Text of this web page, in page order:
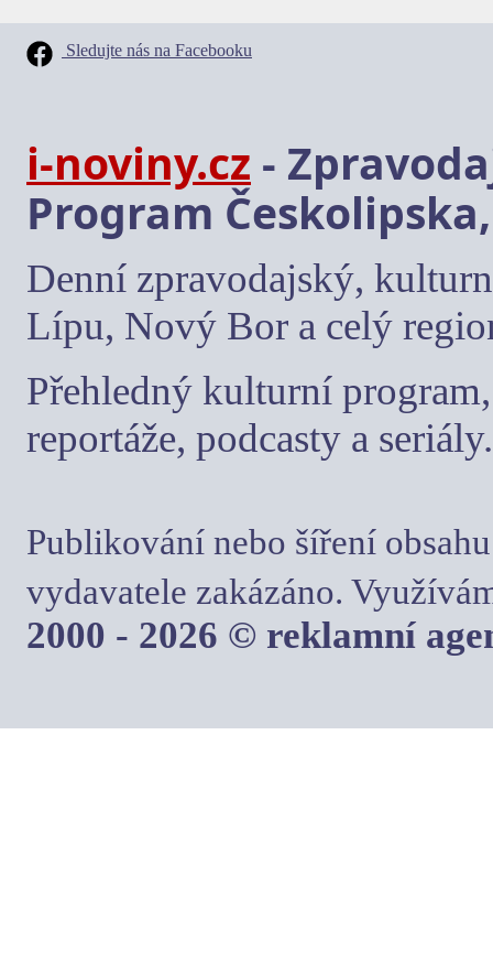
Sledujte nás na Facebooku
i-noviny.cz -
Program
Denní zpravodajský,
Lípu, Nový Bor a celý
Přehledný kulturní
reportáže, podcasty a seriály.
Publikování nebo šíření
vydavatele zakázáno.
2000 - 2026 © reklamní